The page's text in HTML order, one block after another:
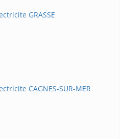
GRASSE
CAGNES-SUR-MER